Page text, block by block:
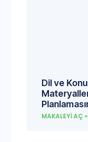
Dil ve
MAKALEYI AÇ »